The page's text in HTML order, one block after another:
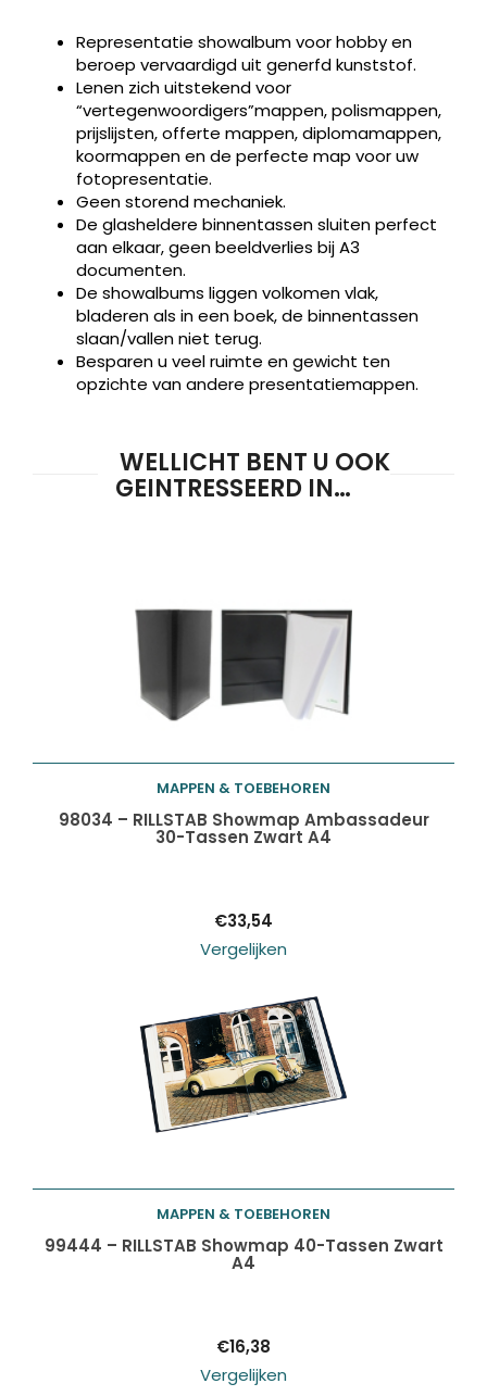
Representatie showalbum voor hobby en
beroep vervaardigd uit generfd kunststof.
Lenen zich uitstekend voor
“vertegenwoordigers”mappen, polismappen,
prijslijsten, offerte mappen, diplomamappen,
koormappen en de perfecte map voor uw
fotopresentatie.
Geen storend mechaniek.
De glasheldere binnentassen sluiten perfect
aan elkaar, geen beeldverlies bij A3
documenten.
De showalbums liggen volkomen vlak,
bladeren als in een boek, de binnentassen
slaan/vallen niet terug.
Besparen u veel ruimte en gewicht ten
opzichte van andere presentatiemappen.
WELLICHT BENT U OOK
GEINTRESSEERD IN…
Toevoegen aan
MAPPEN & TOEBEHOREN
98034 – RILLSTAB Showmap Ambassadeur
30-Tassen Zwart A4
€33,54
Vergelijken
Toevoegen aan
MAPPEN & TOEBEHOREN
99444 – RILLSTAB Showmap 40-Tassen Zwart
A4
€16,38
Vergelijken
Producten
zoeken ZOEKEN